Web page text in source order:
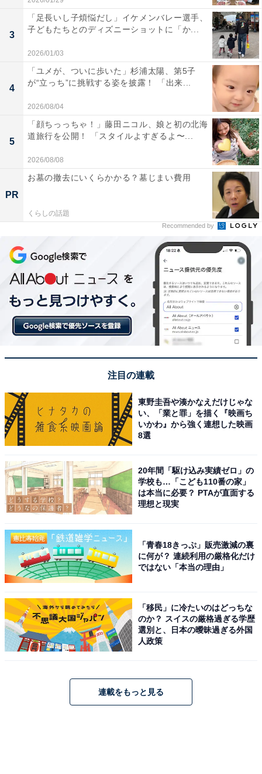
3
「足長いし子煩悩だし」イケメンバレー選手、
子どもたちとのディズニーショットに「か...
2026/01/03
4
「ユメが、ついに歩いた」杉浦太陽、第5子
が“立っち”に挑戦する姿を披露！ 「出来...
2026/08/04
5
「顔ちっっちゃ！」藤田ニコル、娘と初の北海
道旅行を公開！ 「スタイルよすぎるよ〜...
2026/08/08
PR
お墓の撤去にいくらかかる？墓じまい費用
くらしの話題
Recommended by
注目の連載
東野圭吾や湊かなえだけじゃな
い、「業と罪」を描く『映画ち
いかわ』から強く連想した映画
8選
20年間「駆け込み実績ゼロ」の
学校も…「こども110番の家」
は本当に必要？ PTAが直面する
理想と現実
「青春18きっぷ」販売激減の裏
に何が？ 連続利用の厳格化だけ
ではない「本当の理由」
「移民」に冷たいのはどっちな
のか？ スイスの厳格過ぎる学歴
選別と、日本の曖昧過ぎる外国
人政策
連載をもっと見る